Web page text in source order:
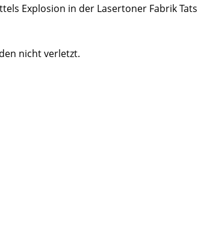
Explosion in der Lasertoner Fabrik
nicht verletzt.